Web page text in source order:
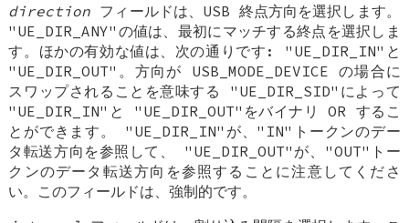
direction フィールドは、USB 終点方向を選択します。
"UE_DIR_ANY"の値は、最初にマッチする終点を選択しま
す。ほかの有効な値は、次の通りです: "UE_DIR_IN"と
"UE_DIR_OUT"。方向が USB_MODE_DEVICE の場合に
スワップされることを意味する "UE_DIR_SID"によって
"UE_DIR_IN"と "UE_DIR_OUT"をバイナリ OR するこ
とができます。 "UE_DIR_IN"が、"IN"トークンのデー
タ転送方向を参照して、 "UE_DIR_OUT"が、"OUT"トー
クンのデータ転送方向を参照することに注意してくださ
い。このフィールドは、強制的です。